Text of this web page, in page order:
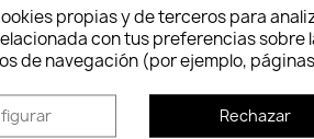
Política de
Envío peninsular, Islas
propias y de terceros para
con tus preferencias sobre
de navegación (por ejemplo,
Rechazar